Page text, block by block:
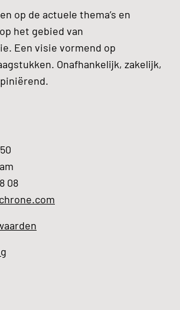
op de actuele thema’s en
het gebied van
Een visie vormend op
Onafhankelijk, zakelijk,
08